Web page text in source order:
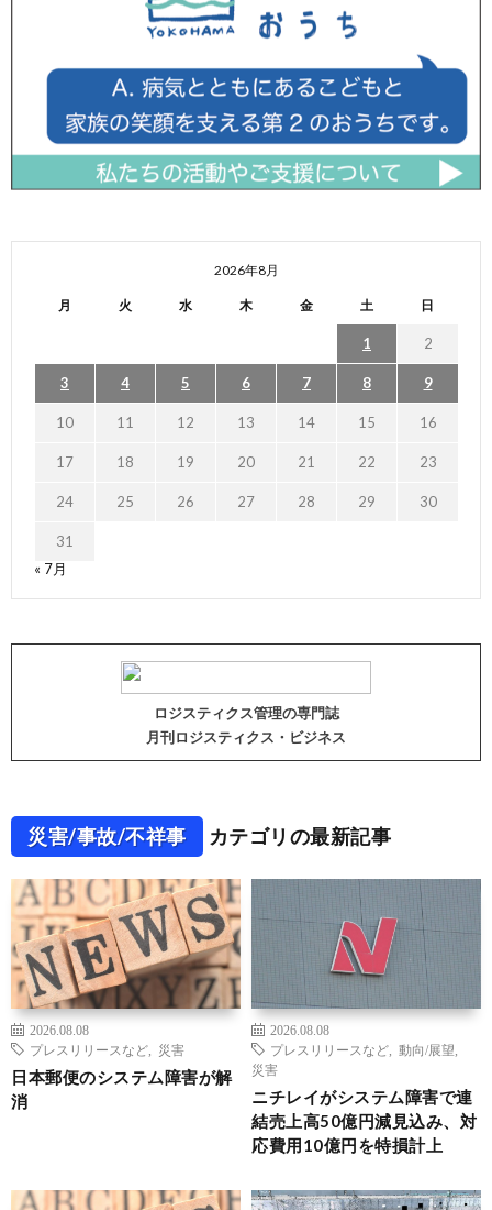
2026年8月
月 火 水 木 金 土 日
1 2
3 4 5 6 7 8 9
10 11 12 13 14 15 16
17 18 19 20 21 22 23
24 25 26 27 28 29 30
31
« 7月
ロジスティクス管理の専門誌
月刊ロジスティクス・ビジネス
災害/事故/不祥事 カテゴリの最新記事
2026.08.08
プレスリリースなど
災害
日本郵便のシステム障害が解
消
2026.08.08
プレスリリースなど
動向/展望
災害
ニチレイがシステム障害で連
結売上高50億円減見込み、対
応費用10億円を特損計上